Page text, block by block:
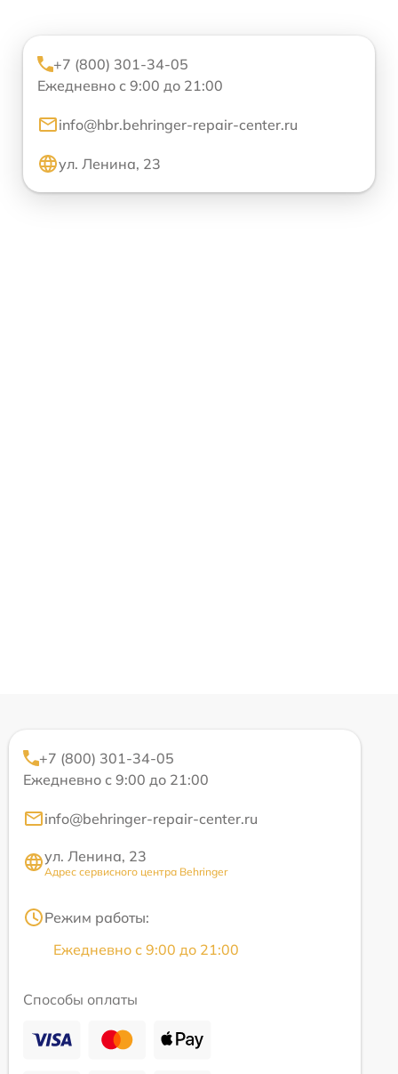
+7 (800) 301-34-05
Ежедневно с 9:00 до 21:00
info@hbr.behringer-repair-center.ru
ул. Ленина, 23
+7 (800) 301-34-05
Ежедневно с 9:00 до 21:00
info@behringer-repair-center.ru
ул. Ленина, 23
Адрес сервисного центра Behringer
Режим работы:
Ежедневно с 9:00 до 21:00
Способы оплаты